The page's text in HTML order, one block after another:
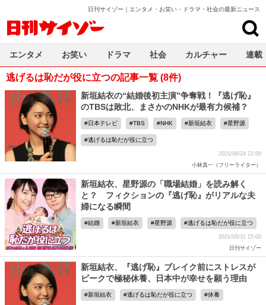
日刊サイゾー｜エンタメ・お笑い・ドラマ・社会の最新ニュース
逃げるは恥だが役に立つの記事一覧 (8件)
新垣結衣の“結婚後初主演”争奪戦！『逃げ恥』
のTBSは敗北、まさかのNHKが最有力候補？
日本テレビ TBS NHK 新垣結衣 星野源
逃げるは恥だが役に立つ
2021/06/24 22:00
小林真一（フリーライター）
新垣結衣、星野源の「職場結婚」を読み解く
と？ フィクションの『逃げ恥』がリアルな夫
婦になる瞬間
結婚 新垣結衣 星野源 逃げるは恥だが役に立つ
2021/05/31 15:00
日刊サイゾー
新垣結衣、『逃げ恥』ブレイク前にストレスが
ピークで極秘休養、日本中が幸せを願う理由
新垣結衣 逃げるは恥だが役に立つ 休養
エンタメ お笑い ドラマ 社会 カルチャー 連載